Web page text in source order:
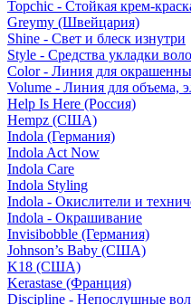
Topchic - Стойкая крем-
Greymy (Швейцария)
Shine - Свет и блеск изнутри
Style - Средства укладки
Color - Линия для
Volume - Линия для объема,
Help Is Here (Россия)
Hempz (США)
Indola (Германия)
Indola Act Now
Indola Care
Indola Styling
Indola - Окислители и
Indola - Окрашивание
Invisibobble (Германия)
Johnson’s Baby (США)
K18 (США)
Kerastase (Франция)
Discipline - Непослушные